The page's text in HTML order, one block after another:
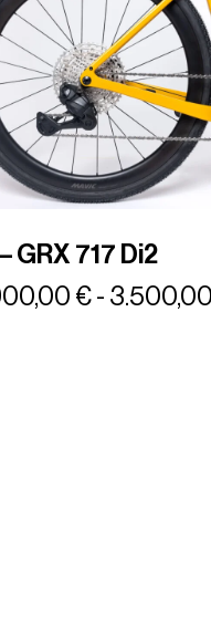
GRX 717 Di2
€- 3.500,00